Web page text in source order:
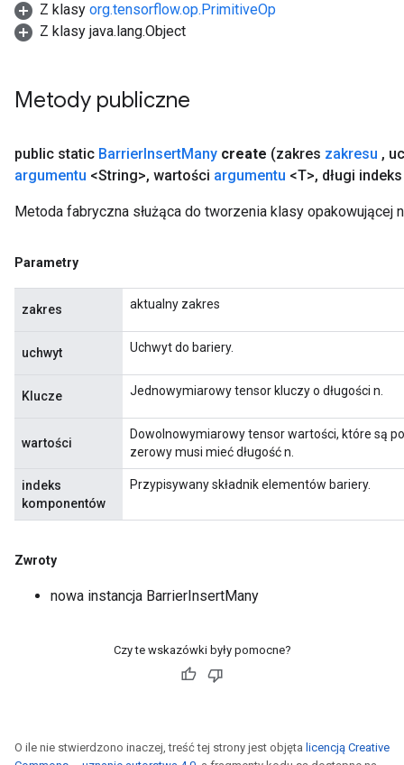
Z klasy org.tensorflow.op.PrimitiveOp
Z klasy java.lang.Object
Metody publiczne
public static BarrierInsertMany create (zakres zakresu ,
argumentu <String>, wartości argumentu <T>, długi
Metoda fabryczna służąca do tworzenia klasy opakowującej
Parametry
zakres aktualny zakres
uchwyt Uchwyt do bariery.
Klucze Jednowymiarowy tensor kluczy o długości n.
wartości
Dowolnowymiarowy tensor wartości, które są
zerowy musi mieć długość n.
indeks
komponentów
Przypisywany składnik elementów bariery.
Zwroty
nowa instancja BarrierInsertMany
Czy te wskazówki były pomocne?
O ile nie stwierdzono inaczej, treść tej strony jest objęta licencją Creative